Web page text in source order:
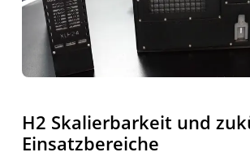
H2 Skalierbarkeit und
Einsatzbereiche